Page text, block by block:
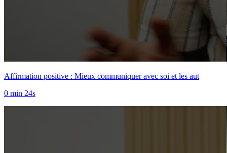
Affirmation positive : Mieux communiquer avec soi et les aut
0 min 24s